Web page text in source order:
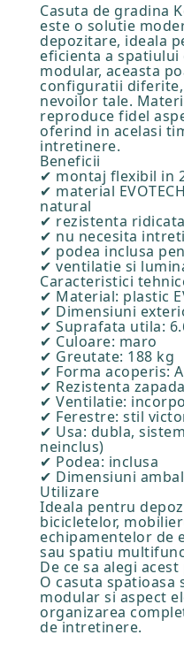
Casuta de gradina
este o solutie
depozitare, ideala
eficienta a spatiului
modular, aceasta
configuratii
nevoilor tale.
reproduce fidel
oferind in acelasi
intretinere.
Beneficii
✔ montaj flexibil in
✔ material
natural
✔ rezistenta
✔ nu necesita
✔ podea inclusa
✔ ventilatie si
Caracteristici
✔ Material: plastic
✔ Dimensiuni
✔ Suprafata utila:
✔ Culoare: maro
✔ Greutate: 188 kg
✔ Forma acoperis:
✔ Rezistenta
✔ Ventilatie:
✔ Ferestre: stil
✔ Usa: dubla,
neinclus)
✔ Podea: inclusa
✔ Dimensiuni
Utilizare
Ideala pentru
bicicletelor,
echipamentelor de
sau spatiu
De ce sa alegi
O casuta spatioasa
modular si aspect
organizarea
de intretinere.